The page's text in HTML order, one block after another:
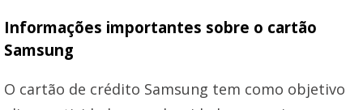
Informações importantes sobre o cartão
Samsung
O cartão de crédito Samsung tem como objetivo